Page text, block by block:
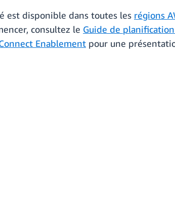
est disponible dans toutes les régions
consultez le Guide de
Enablement pour une